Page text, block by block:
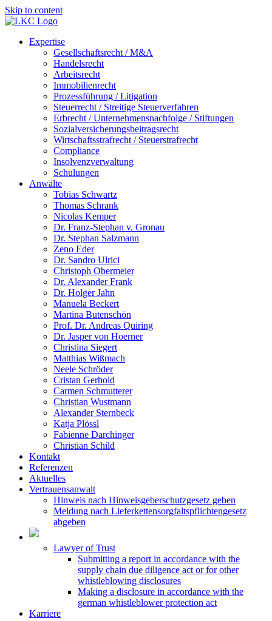
Skip to content
Expertise
Gesellschaftsrecht / M&A
Handelsrecht
Arbeitsrecht
Immobilienrecht
Prozessführung / Litigation
Steuerrecht / Streitige Steuerverfahren
Erbrecht / Unternehmensnachfolge / Stiftungen
Sozialversicherungsbeitragsrecht
Wirtschaftsstrafrecht / Steuerstrafrecht
Compliance
Insolvenzverwaltung
Schulungen
Anwälte
Tobias Schwartz
Thomas Schrank
Nicolas Kemper
Dr. Franz-Stephan v. Gronau
Dr. Stephan Salzmann
Zeno Eder
Dr. Sandro Ulrici
Christoph Obermeier
Dr. Alexander Frank
Dr. Holger Jahn
Manuela Beckert
Martina Butenschön
Prof. Dr. Andreas Quiring
Dr. Jasper von Hoerner
Christina Siegert
Matthias Wißmach
Neele Schröder
Cristan Gerhold
Carmen Schmutterer
Christian Wustmann
Alexander Sternbeck
Katja Plössl
Fabienne Darchinger
Christian Schild
Kontakt
Referenzen
Aktuelles
Vertrauensanwalt
Hinweis nach Hinweisgeberschutzgesetz geben
Meldung nach Lieferkettensorgfaltspflichtengesetz
abgeben
Lawyer of Trust
Submitting a report in accordance with the
supply chain due diligence act or for other
whistleblowing disclosures
Making a disclosure in accordance with the
german whistleblower protection act
Karriere